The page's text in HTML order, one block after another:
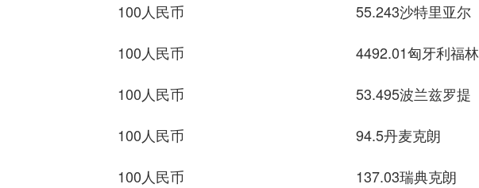
100人民币 55.243沙特里亚尔
100人民币 4492.01匈牙利福林
100人民币 53.495波兰兹罗提
100人民币 94.5丹麦克朗
100人民币 137.03瑞典克朗